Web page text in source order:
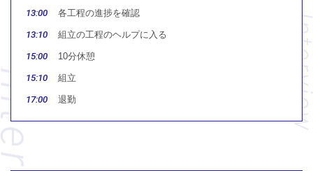
13:00 各工程の進捗を確認
13:10 組立の工程のヘルプに入る
15:00 10分休憩
15:10 組立
17:00 退勤